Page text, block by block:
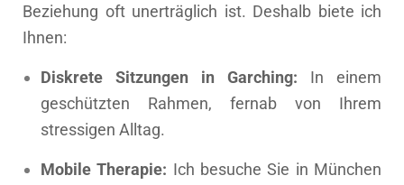
Beziehung oft unerträglich ist. Deshalb biete ich
Ihnen:
Diskrete Sitzungen in Garching: In einem
geschützten Rahmen, fernab von Ihrem
stressigen Alltag.
Mobile Therapie: Ich besuche Sie in München